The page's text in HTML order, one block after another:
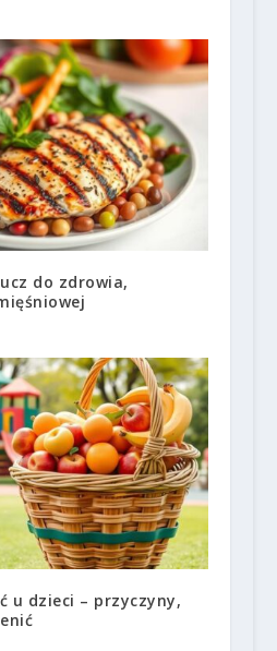
do zdrowia,
u dzieci – przyczyny,